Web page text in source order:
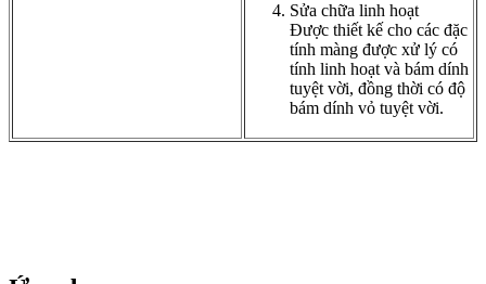
Sửa chữa linh hoạt
Được thiết kế cho các đặc
tính màng được xử lý có
tính linh hoạt và bám dính
tuyệt vời, đồng thời có độ
bám dính vỏ tuyệt vời.